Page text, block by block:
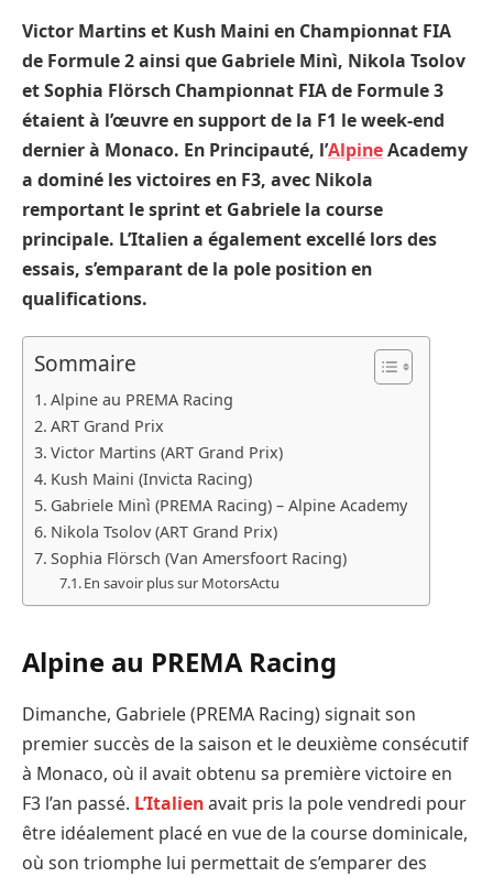
Victor Martins et Kush Maini en Championnat FIA
de Formule 2 ainsi que Gabriele Minì, Nikola Tsolov
et Sophia Flörsch Championnat FIA de Formule 3
étaient à l’œuvre en support de la F1 le week-end
dernier à Monaco. En Principauté, l’AlpineAcademy
a dominé les victoires en F3, avec Nikola
remportant le sprint et Gabriele la course
principale. L’Italien a également excellé lors des
essais, s’emparant de la pole position en
qualifications.
Sommaire
Alpine au PREMA Racing
ART Grand Prix
Victor Martins (ART Grand Prix)
Kush Maini (Invicta Racing)
Gabriele Minì (PREMA Racing) – Alpine Academy
Nikola Tsolov (ART Grand Prix)
Sophia Flörsch (Van Amersfoort Racing)
En savoir plus sur MotorsActu
Alpine au PREMA Racing
Dimanche, Gabriele (PREMA Racing) signait son
premier succès de la saison et le deuxième consécutif
à Monaco, où il avait obtenu sa première victoire en
F3 l’an passé. L’Italienavait pris la pole vendredi pour
être idéalement placé en vue de la course dominicale,
où son triomphe lui permettait de s’emparer des